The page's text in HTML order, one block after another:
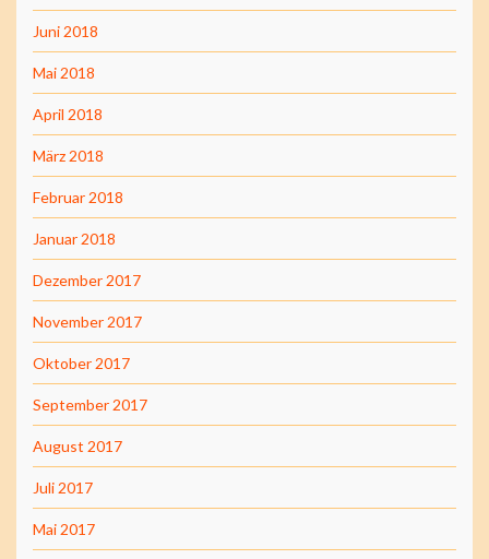
Juni 2018
Mai 2018
April 2018
März 2018
Februar 2018
Januar 2018
Dezember 2017
November 2017
Oktober 2017
September 2017
August 2017
Juli 2017
Mai 2017